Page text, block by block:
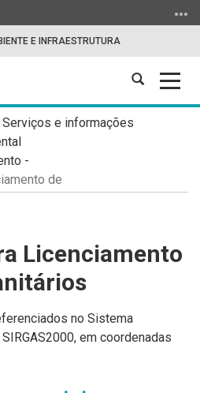
E INFRAESTRUTURA
Abrir
busca
Serviços e informações
-
de
Licenciamento
no Sistema
em coordenadas